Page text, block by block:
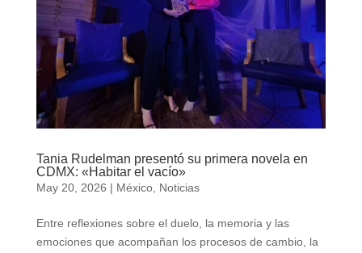
Tania Rudelman presentó su primera novela en
CDMX: «Habitar el vacío»
May 20, 2026 | México, Noticias
Entre reflexiones sobre el duelo, la memoria y las
emociones que acompañan los procesos de cambio, la